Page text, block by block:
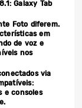
Galaxy Tab
Foto diferem.
em
de voz e
nos
via
e consoles